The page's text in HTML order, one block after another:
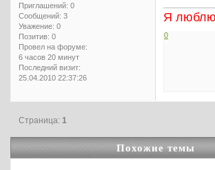
Приглашений: 0
Сообщений: 3
Уважение: 0
Позитив: 0
Провел на форуме:
6 часов 20 минут
Последний визит:
25.04.2010 22:37:26
Я
0
Страница:1
Похожие темы